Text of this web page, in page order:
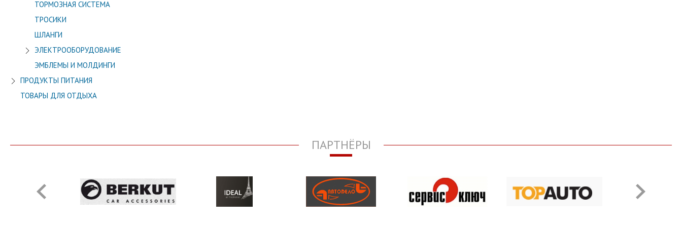
ТОРМОЗНАЯ СИСТЕМА
ТРОСИКИ
ШЛАНГИ
ЭЛЕКТРООБОРУДОВАНИЕ
ЭМБЛЕМЫ И МОЛДИНГИ
ПРОДУКТЫ ПИТАНИЯ
ТОВАРЫ ДЛЯ ОТДЫХА
ПАРТНЁРЫ